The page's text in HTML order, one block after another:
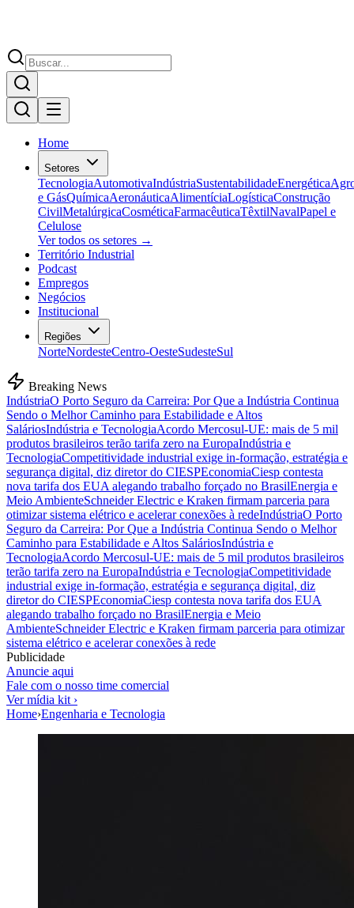
Home
Setores
TecnologiaAutomotivaIndústriaSustentabilidadeEnergética
e GásQuímicaAeronáuticaAlimentíciaLogísticaConstrução
CivilMetalúrgicaCosméticaFarmacêuticaTêxtilNavalPapel e
Celulose
Ver todos os setores →
Território Industrial
Podcast
Empregos
Negócios
Institucional
Regiões
NorteNordesteCentro-OesteSudesteSul
Breaking News
IndústriaO Porto Seguro da Carreira: Por Que a Indústria Continua
Sendo o Melhor Caminho para Estabilidade e Altos
SaláriosIndústria e TecnologiaAcordo Mercosul-UE: mais de 5 mil
produtos brasileiros terão tarifa zero na EuropaIndústria e
TecnologiaCompetitividade industrial exige in-formação, estratégia e
segurança digital, diz diretor do CIESPEconomiaCiesp contesta
nova tarifa dos EUA alegando trabalho forçado no BrasilEnergia e
Meio AmbienteSchneider Electric e Kraken firmam parceria para
otimizar sistema elétrico e acelerar conexões à redeIndústriaO Porto
Seguro da Carreira: Por Que a Indústria Continua Sendo o Melhor
Caminho para Estabilidade e Altos SaláriosIndústria e
TecnologiaAcordo Mercosul-UE: mais de 5 mil produtos brasileiros
terão tarifa zero na EuropaIndústria e TecnologiaCompetitividade
industrial exige in-formação, estratégia e segurança digital, diz
diretor do CIESPEconomiaCiesp contesta nova tarifa dos EUA
alegando trabalho forçado no BrasilEnergia e Meio
AmbienteSchneider Electric e Kraken firmam parceria para otimizar
sistema elétrico e acelerar conexões à rede
Publicidade
Anuncie aqui
Fale com o nosso time comercial
Ver mídia kit ›
Home›Engenharia e Tecnologia